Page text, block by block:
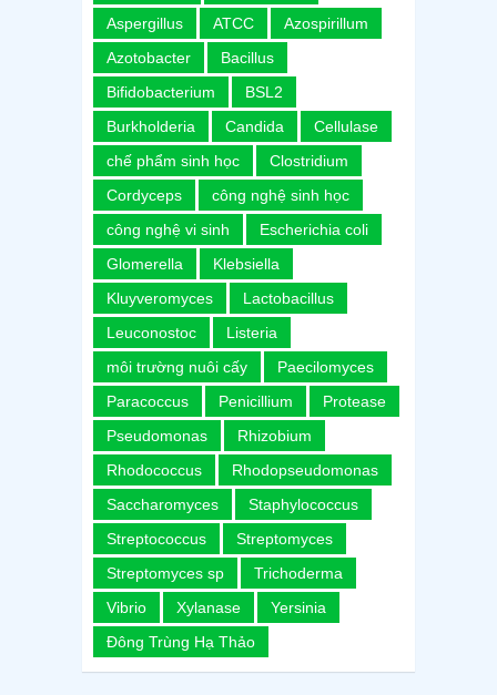
Aspergillus
ATCC
Azospirillum
Azotobacter
Bacillus
Bifidobacterium
BSL2
Burkholderia
Candida
Cellulase
chế phẩm sinh học
Clostridium
Cordyceps
công nghệ sinh học
công nghệ vi sinh
Escherichia coli
Glomerella
Klebsiella
Kluyveromyces
Lactobacillus
Leuconostoc
Listeria
môi trường nuôi cấy
Paecilomyces
Paracoccus
Penicillium
Protease
Pseudomonas
Rhizobium
Rhodococcus
Rhodopseudomonas
Saccharomyces
Staphylococcus
Streptococcus
Streptomyces
Streptomyces sp
Trichoderma
Vibrio
Xylanase
Yersinia
Đông Trùng Hạ Thảo